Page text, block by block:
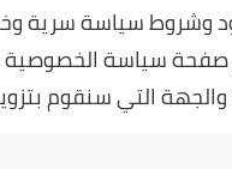
وشروط سياسة سرية
صفحة سياسة الخصوصية
التي سنقوم